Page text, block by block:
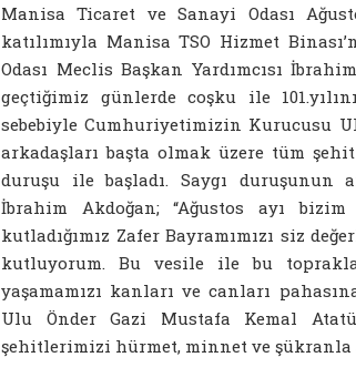
Manisa Ticaret ve Sanayi Odası
katılımıyla Manisa TSO Hizmet
Odası Meclis Başkan Yardımcısı
geçtiğimiz günlerde coşku ile
sebebiyle Cumhuriyetimizin Kurucusu
arkadaşları başta olmak üzere tüm
duruşu ile başladı. Saygı duruşunun
İbrahim Akdoğan; “Ağustos ayı
kutladığımız Zafer Bayramımızı siz
kutluyorum. Bu vesile ile bu
yaşamamızı kanları ve canları
Ulu Önder Gazi Mustafa Kemal
şehitlerimizi hürmet, minnet ve şükranla